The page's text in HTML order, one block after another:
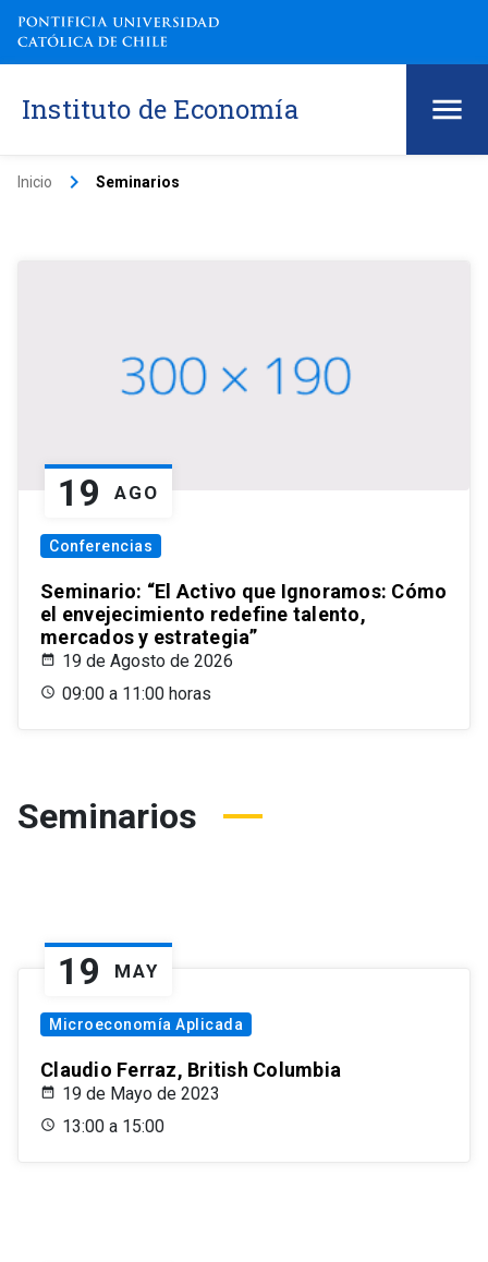
Instituto de Economía
Inicio keyboard_arrow_right Seminarios
19 AGO
Conferencias
Seminario: “El Activo que Ignoramos: Cómo
el envejecimiento redefine talento,
mercados y estrategia”
19 de Agosto de 2026
09:00 a 11:00 horas
Seminarios
19 MAY
Microeconomía Aplicada
Claudio Ferraz, British Columbia
19 de Mayo de 2023
13:00 a 15:00